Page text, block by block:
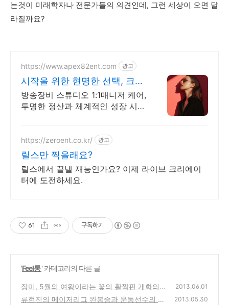
는것이 미래학자나 전문가들의 의견인데, 그런 세상이 오면 달
라질까요?
https://www.apex82ent.com 광고
시작을 위한 현명한 선택, 크리
에이터, BJ 상시 모집
방송장비 스튜디오 1:1매니저 케어,
투명한 정산과 체계적인 성장 시스
https://zeroent.co.kr/ 광고
릴스만 찍을래요?
릴스에서 끝낼 재능인가요? 이제 라이브 크리에이
터에 도전하세요.
61 구독하기
'Feel통' 카테고리의 다른 글
장미, 5월의 여왕이라는 꽃의 활짝핀 개화의
모습, 그리고 지난 어린 시절의 추억
(0)
2013.06.01
류현진의 메이저리그 완봉승과 운동선수의 담
2013.05.30